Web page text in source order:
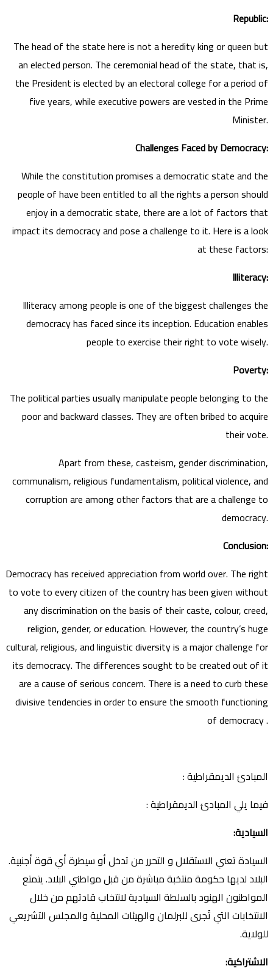
Republic:
The head of the state here is not a heredity king or queen but
an elected person. The ceremonial head of the state, that is,
the President is elected by an electoral college for a period of
five years, while executive powers are vested in the Prime
Minister.
Challenges Faced by Democracy:
While the constitution promises a democratic state and the
people of have been entitled to all the rights a person should
enjoy in a democratic state, there are a lot of factors that
impact its democracy and pose a challenge to it. Here is a look
at these factors:
Illiteracy:
Illiteracy among people is one of the biggest challenges the
democracy has faced since its inception. Education enables
people to exercise their right to vote wisely.
Poverty:
The political parties usually manipulate people belonging to the
poor and backward classes. They are often bribed to acquire
their vote.
Apart from these, casteism, gender discrimination,
communalism, religious fundamentalism, political violence, and
corruption are among other factors that are a challenge to
democracy.
Conclusion:
Democracy has received appreciation from world over. The right
to vote to every citizen of the country has been given without
any discrimination on the basis of their caste, colour, creed,
religion, gender, or education. However, the country’s huge
cultural, religious, and linguistic diversity is a major challenge for
its democracy. The differences sought to be created out of it
are a cause of serious concern. There is a need to curb these
divisive tendencies in order to ensure the smooth functioning
of democracy .
المبادئ الديمقراطية :
فيما يلي المبادئ الديمقراطية :
السيادية:
السيادة تعني الاستقلال و التحرر من تدخل أو سيطرة أي قوة أجنبية.
البلاد لديها حكومة منتخبة مباشرة من قبل مواطني البلاد. يتمتع
المواطنون الهنود بالسلطة السيادية لانتخاب قادتهم من خلال
الانتخابات التي تُجرى للبرلمان والهيئات المحلية والمجلس التشريعي
للولاية.
الاشتراكية: